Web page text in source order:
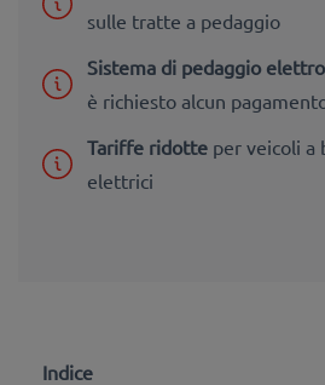
sulle tratte a pedaggio
Sistema di pedaggio
è richiesto alcun
Tariffe ridotte per veicoli a
elettrici
Indice